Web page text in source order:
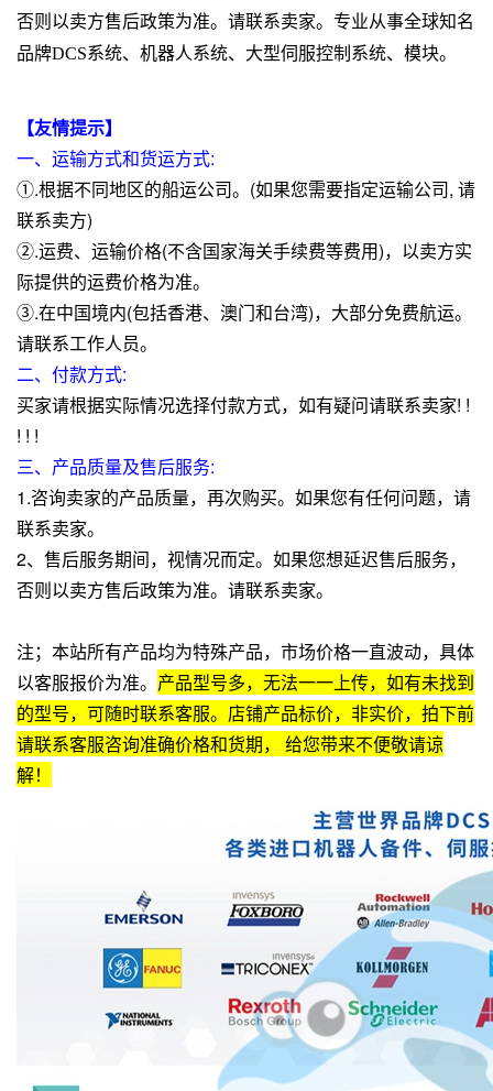
否则以卖方售后政策为准。请联系卖家。专业从事全球知名
品牌DCS系统、机器人系统、大型伺服控制系统、模块。
【友情提示】
一、运输方式和货运方式:
①.根据不同地区的船运公司。(如果您需要指定运输公司, 请
联系卖方)
②.运费、运输价格(不含国家海关手续费等费用)，以卖方实
际提供的运费价格为准。
③.在中国境内(包括香港、澳门和台湾)，大部分免费航运。
请联系工作人员。
二、付款方式:
买家请根据实际情况选择付款方式，如有疑问请联系卖家! !
! ! !
三、产品质量及售后服务:
1.咨询卖家的产品质量，再次购买。如果您有任何问题，请
联系卖家。
2、售后服务期间，视情况而定。如果您想延迟售后服务，
否则以卖方售后政策为准。请联系卖家。
注；本站所有产品均为特殊产品，市场价格一直波动，具体
以客服报价为准。 产品型号多，无法一一上传，如有未找到
的型号，可随时联系客服。店铺产品标价，非实价，拍下前
请联系客服咨询准确价格和货期， 给您带来不便敬请谅
解！